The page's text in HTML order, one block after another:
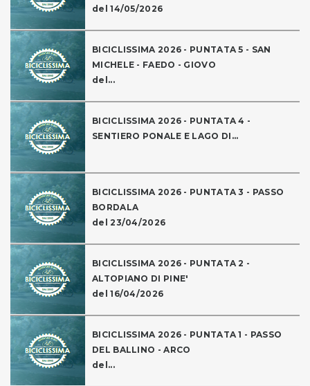
del 14/05/2026
BICICLISSIMA 2026 - PUNTATA 5 - SAN
MICHELE - FAEDO - GIOVO
del...
BICICLISSIMA 2026 - PUNTATA 4 -
SENTIERO PONALE E LAGO DI...
BICICLISSIMA 2026 - PUNTATA 3 - PASSO
BORDALA
del 23/04/2026
BICICLISSIMA 2026 - PUNTATA 2 -
ALTOPIANO DI PINE'
del 16/04/2026
BICICLISSIMA 2026 - PUNTATA 1 - PASSO
DEL BALLINO - ARCO
del...